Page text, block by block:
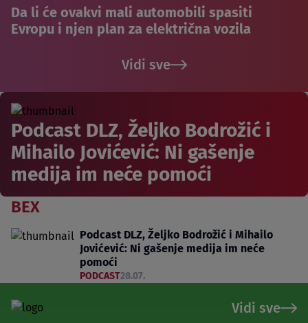
Da li će ovakvi mali automobili spasiti
Evropu i njen plan za električna vozila
Vidi sve
Podcast DLZ, Željko Bodrožić i
Mihailo Jovićević: Ni gašenje
medija im neće pomoći
BEX
Podcast DLZ, Željko Bodrožić i Mihailo
Jovićević: Ni gašenje medija im neće
pomoći
PODCAST28.07.
Vidi sve